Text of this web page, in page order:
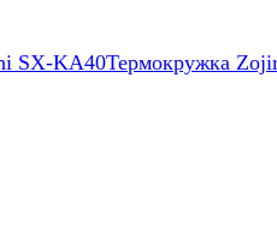
Термокружка